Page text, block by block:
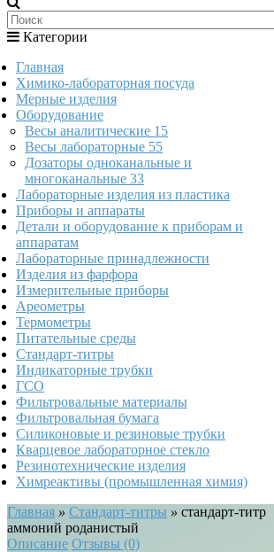
Категории
Главная
Химико-лабораторная посуда
Мерные изделия
Оборудование
Весы аналитические 15
Весы лабораторные 55
Дозаторы одноканальные и
многоканальные 33
Лабораторные изделия из пластика
Приборы и аппараты
Детали и оборудование к приборам и
аппаратам
Лабораторные принадлежности
Изделия из фарфора
Измерительные приборы
Ареометры
Термометры
Питательные среды
Стандарт-титры
Индикаторные трубки
ГСО
Фильтровальные материалы
Фильтровальная бумага
Силиконовые и резиновые трубки
Кварцевое лабораторное стекло
Резинотехнические изделия
Химреактивы (промышленная химия)
Главная » Стандарт-титры » стандарт-титр
аммоний роданистый
Описание Отзывы (0)